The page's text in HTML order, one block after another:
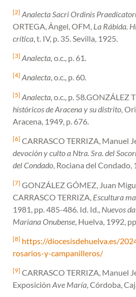
[2] Analecta Sacri Ordinis
ORTEGA, Ángel, OFM, La Rábida.
crítica , t. IV, p. 35. Sevilla, 1925.
[3] Analecta, o.c., p. 61.
[4] Analecta, o.c., p. 60.
[5] Analecta, o.c., p. 58.GONZÁLEZ
históricos de Aracena y su distrito,
Aracena, 1949, p. 676.
[6] CARRASCO TERRIZA, Manuel
devoción y culto a Ntra. Sra. del
del Condado, Rociana del Condado,
[7] GONZÁLEZ GÓMEZ, Juan
CARRASCO TERRIZA, Escultura
1981, pp. 485-486. Id. Id., Nuevos
Mariana Onubense , Huelva, 1992,
[8] https://diocesisdehuelva.es/
rosarios-y-campanilleros/
[9] CARRASCO TERRIZA, Manuel
Exposición Ave María, Córdoba,